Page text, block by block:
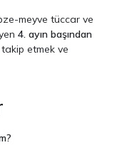
meyve tüccar ve
4. ayın başından
etmek ve